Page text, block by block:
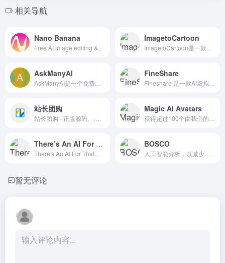
相关导航
Nano Banana ImagetoCartoon
AskManyAI FineShare
站长团购 Magic AI Avatars
There’s An AI For That BOSCO
暂无评论